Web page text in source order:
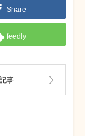
Share
feedly